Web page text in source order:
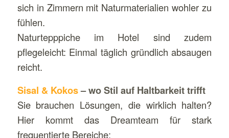
sich in Zimmern mit Naturmaterialien wohler zu
fühlen.
Naturtepppiche im Hotel sind zudem
pflegeleicht: Einmal täglich gründlich absaugen
reicht.
Sisal & Kokos– wo Stil auf Haltbarkeit trifft
Sie brauchen Lösungen, die wirklich halten?
Hier kommt das Dreamteam für stark
frequentierte Bereiche: